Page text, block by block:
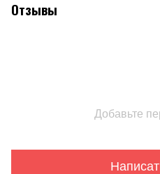
Отзывы
Добавьте